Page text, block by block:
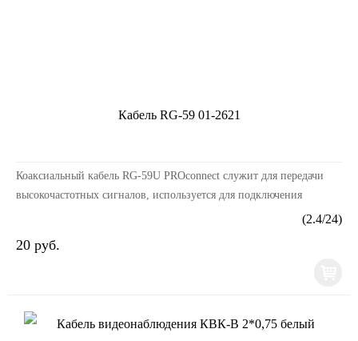
Кабель RG-59 01-2621
Коаксиальный кабель RG-59U PROconnect служит для передачи
высокочастотных сигналов, используется для подключения
(2.4/24)
20 руб.